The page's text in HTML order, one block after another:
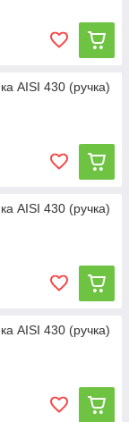
AISI 430 (ручка)
AISI 430 (ручка)
AISI 430 (ручка)